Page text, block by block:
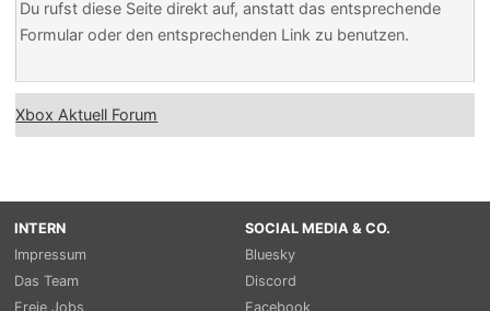
Du rufst diese Seite direkt auf, anstatt das entsprechende
Formular oder den entsprechenden Link zu benutzen.
Xbox Aktuell Forum
INTERN
Impressum
Das Team
Freie Jobs
SOCIAL MEDIA & CO.
Bluesky
Discord
Facebook